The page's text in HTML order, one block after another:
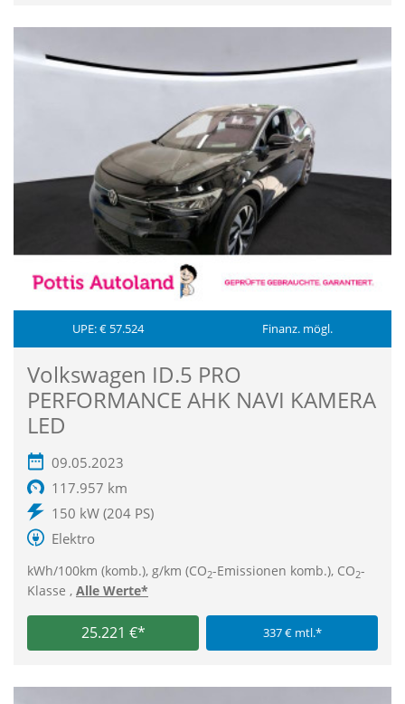
UPE: € 57.524 Finanz. mögl.
Volkswagen ID.5 PRO
PERFORMANCE AHK NAVI KAMERA
LED
09.05.2023
117.957 km
150 kW (204 PS)
Elektro
kWh/100km (komb.), g/km (CO2-Emissionen komb.), CO2-
Klasse , Alle Werte*
25.221 €* 337 € mtl.*